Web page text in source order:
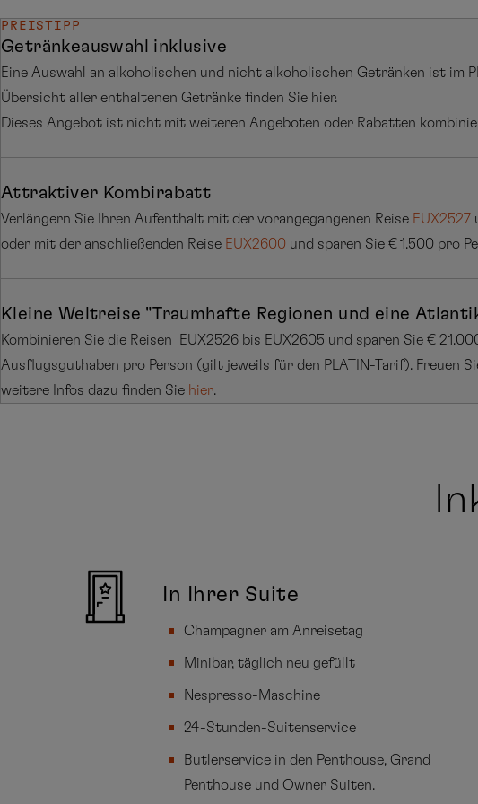
PREISTIPP
Getränkeauswahl inklusive
Eine Auswahl an alkoholischen und nicht alkoholischen Getränken ist im
Übersicht aller enthaltenen Getränke finden Sie hier.
Dieses Angebot ist nicht mit weiteren Angeboten oder Rabatten
Attraktiver Kombirabatt
Verlängern Sie Ihren Aufenthalt mit der vorangegangenen Reise EUX2527
oder mit der anschließenden Reise EUX2600 und sparen Sie € 1.500 pro
Kleine Weltreise "Traumhafte Regionen und eine
Kombinieren Sie die Reisen EUX2526 bis EUX2605 und sparen Sie €
Ausflugsguthaben pro Person (gilt jeweils für den PLATIN-Tarif). Freuen
weitere Infos dazu finden Sie hier.
In Ihrer Suite
Champagner am Anreisetag
Minibar, täglich neu gefüllt
Nespresso-Maschine
24-Stunden-Suitenservice
Butlerservice in den Penthouse, Grand
Penthouse und Owner Suiten.